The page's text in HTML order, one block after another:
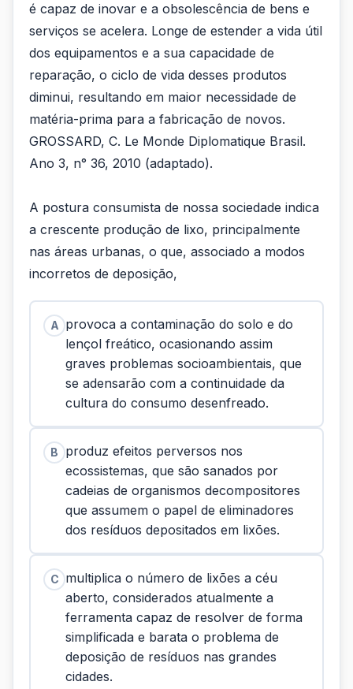
é capaz de inovar e a obsolescência de bens e
serviços se acelera. Longe de estender a vida útil
dos equipamentos e a sua capacidade de
reparação, o ciclo de vida desses produtos
diminui, resultando em maior necessidade de
matéria-prima para a fabricação de novos.
GROSSARD, C. Le Monde Diplomatique Brasil.
Ano 3, n° 36, 2010 (adaptado).
A postura consumista de nossa sociedade indica
a crescente produção de lixo, principalmente
nas áreas urbanas, o que, associado a modos
incorretos de deposição,
A provoca a contaminação do solo e do
lençol freático, ocasionando assim
graves problemas socioambientais, que
se adensarão com a continuidade da
cultura do consumo desenfreado.
B
produz efeitos perversos nos
ecossistemas, que são sanados por
cadeias de organismos decompositores
que assumem o papel de eliminadores
dos resíduos depositados em lixões.
C multiplica o número de lixões a céu
aberto, considerados atualmente a
ferramenta capaz de resolver de forma
simplificada e barata o problema de
deposição de resíduos nas grandes
cidades.